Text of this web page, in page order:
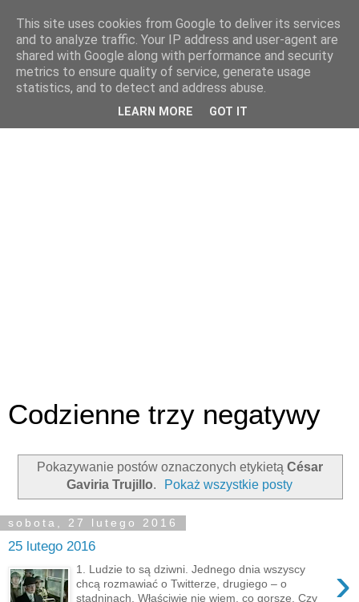
Codzienne trzy negatywy
Pokazywanie postów oznaczonych etykietą César
Gaviria Trujillo. Pokaż wszystkie posty
sobota, 27 lutego 2016
25 lutego 2016
›
1. Ludzie to są dziwni. Jednego dnia wszyscy
chcą rozmawiać o Twitterze, drugiego – o
stadninach. Właściwie nie wiem, co gorsze. Czy
This site uses cookies from Google to deliver its services
and to analyze traffic. Your IP address and user-agent are
shared with Google along with performance and security
metrics to ensure quality of service, generate usage
statistics, and to detect and address abuse.
LEARN MORE GOT IT